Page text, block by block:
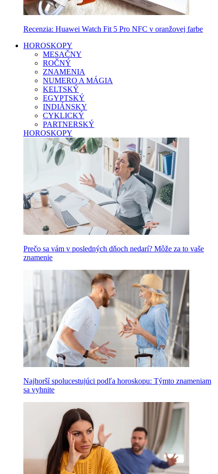
Recenzia: Huawei Watch Fit 5 Pro NFC v oranžovej farbe
HOROSKOPY
MESAČNY
ROČNÝ
ZNAMENIA
NUMERO A MÁGIA
KELTSKÝ
EGYPTSKÝ
INDIÁNSKY
CYKLICKÝ
PARTNERSKÝ
HOROSKOPY
Prečo sa vám v posledných dňoch nedarí? Môže za to vaše
znamenie
Najhorší spolucestujúci podľa horoskopu: Týmto znameniam
sa vyhnite